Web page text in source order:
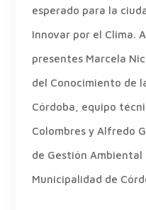
esperado para la
Innovar por el Clima.
presentes Marcela
del Conocimiento de
Córdoba, equipo
Colombres y Alfredo
de Gestión Ambiental
Municipalidad de